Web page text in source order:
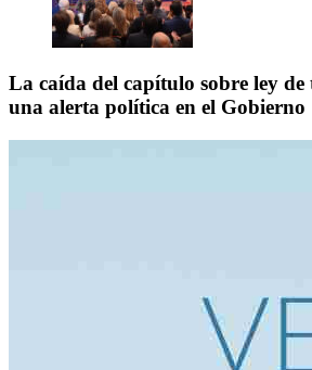
La caída del capítulo sobre ley de
una alerta política en el Gobierno